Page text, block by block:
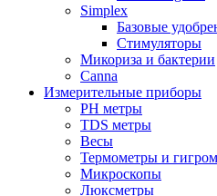
Simplex
Базовые
Стимуляторы
Микориза и бактерии
Canna
Измерительные приборы
PH метры
TDS метры
Весы
Термометры и
Микроскопы
Люксметры